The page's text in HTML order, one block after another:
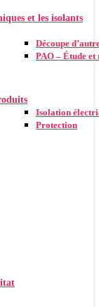
et les isolants
Découpe
PAO – Étude
Isolation
Protection